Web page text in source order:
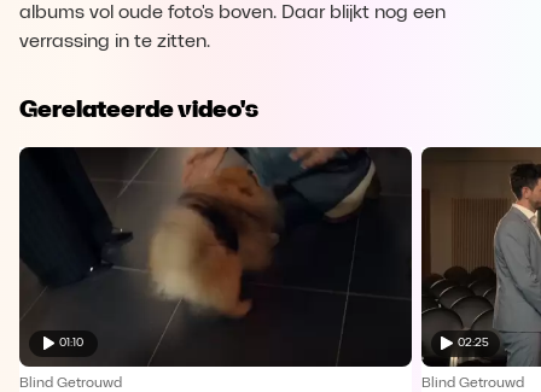
albums vol oude foto's boven. Daar blijkt nog een
verrassing in te zitten.
Gerelateerde video's
01:10
Blind Getrouwd
02:25
Blind Getrouwd